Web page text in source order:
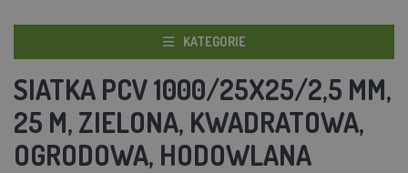
KATEGORIE
SIATKA PCV 1000/25X25/2,5 MM,
25 M, ZIELONA, KWADRATOWA,
OGRODOWA, HODOWLANA